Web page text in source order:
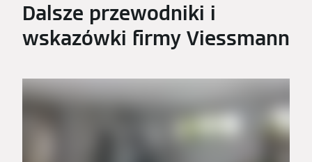
Dalsze przewodniki i
wskazówki firmy Viessmann